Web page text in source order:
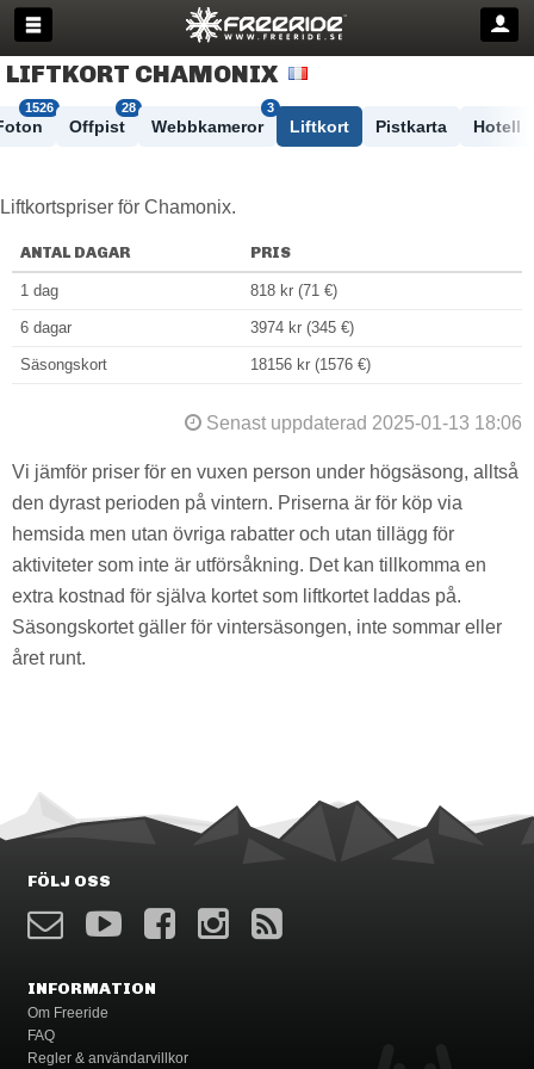
LIFTKORT CHAMONIX
1526
Offpist
28
Webbkameror
3
Liftkort Pistkarta Hotell
Liftkortspriser för Chamonix.
ANTAL DAGAR PRIS
1 dag 818 kr (71 €)
6 dagar 3974 kr (345 €)
Säsongskort 18156 kr (1576 €)
Senast uppdaterad 2025-01-13 18:06
Vi jämför priser för en vuxen person under högsäsong, alltså
den dyrast perioden på vintern. Priserna är för köp via
hemsida men utan övriga rabatter och utan tillägg för
aktiviteter som inte är utförsåkning. Det kan tillkomma en
extra kostnad för själva kortet som liftkortet laddas på.
Säsongskortet gäller för vintersäsongen, inte sommar eller
året runt.
FÖLJ OSS
INFORMATION
Om Freeride
FAQ
Regler & användarvillkor